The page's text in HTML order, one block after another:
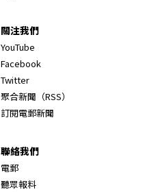
關注我們
YouTube
Facebook
Twitter
聚合新聞（RSS）
訂閱電郵新聞
聯絡我們
電郵
聽眾報料